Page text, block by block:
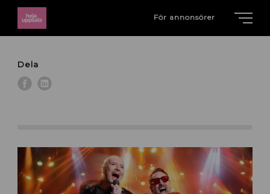
För annonsörer
Dela